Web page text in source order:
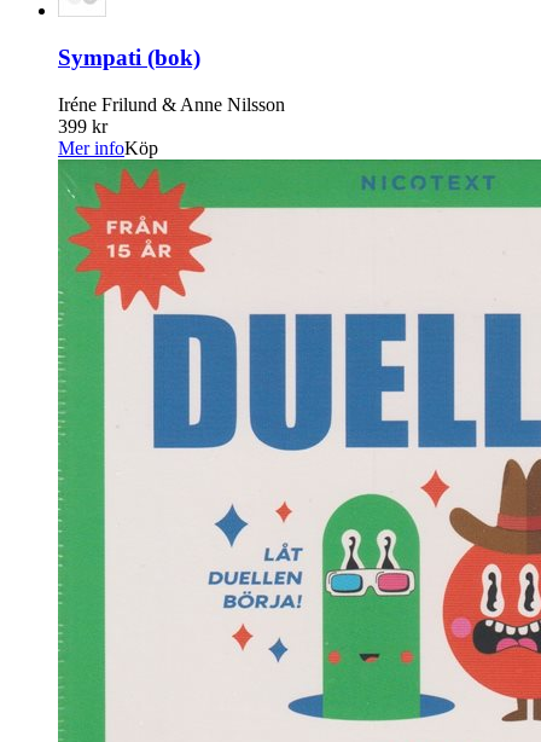
Sympati (bok)
Iréne Frilund & Anne Nilsson
399 kr
Mer infoKöp